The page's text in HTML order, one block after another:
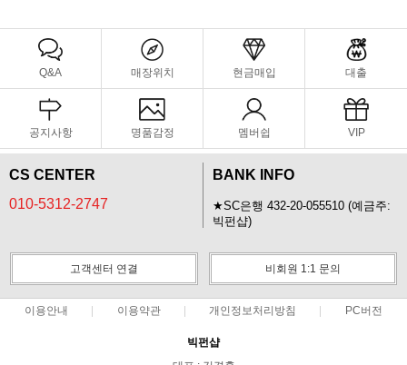
Q&A 매장위치 현금매입 대출
공지사항 명품감정 멤버쉽 VIP
CS CENTER
010-5312-2747
BANK INFO
★SC은행 432-20-055510 (예금주:
빅펀샵)
고객센터 연결 비회원 1:1 문의
이용안내 이용약관 개인정보처리방침 PC버전
빅펀샵